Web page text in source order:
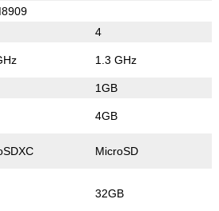
4
1.3 GHz
1GB
4GB
MicroSD
32GB